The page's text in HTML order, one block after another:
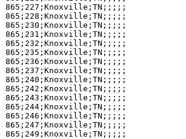
865;227;Knoxville;TN;;;;;
865;228;Knoxville;TN;;;;;
865;230;Knoxville;TN;;;;;
865;231;Knoxville;TN;;;;;
865;232;Knoxville;TN;;;;;
865;235;Knoxville;TN;;;;;
865;236;Knoxville;TN;;;;;
865;237;Knoxville;TN;;;;;
865;240;Knoxville;TN;;;;;
865;242;Knoxville;TN;;;;;
865;243;Knoxville;TN;;;;;
865;244;Knoxville;TN;;;;;
865;246;Knoxville;TN;;;;;
865;247;Knoxville;TN;;;;;
865;249;Knoxville;TN;;;;;